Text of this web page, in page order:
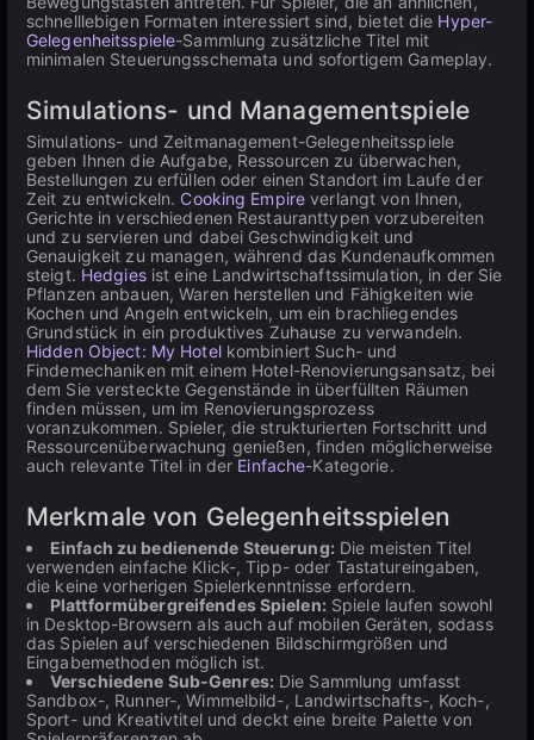
schnelllebigen Formaten interessiert sind, bietet die Hyper-
Gelegenheitsspiele-Sammlung zusätzliche Titel mit
minimalen Steuerungsschemata und sofortigem Gameplay.
Simulations- und Managementspiele
Simulations- und Zeitmanagement-Gelegenheitsspiele
geben Ihnen die Aufgabe, Ressourcen zu überwachen,
Bestellungen zu erfüllen oder einen Standort im Laufe der
Zeit zu entwickeln. Cooking Empire verlangt von Ihnen,
Gerichte in verschiedenen Restauranttypen vorzubereiten
und zu servieren und dabei Geschwindigkeit und
Genauigkeit zu managen, während das Kundenaufkommen
steigt. Hedgiesist eine Landwirtschaftssimulation, in der Sie
Pflanzen anbauen, Waren herstellen und Fähigkeiten wie
Kochen und Angeln entwickeln, um ein brachliegendes
Grundstück in ein produktives Zuhause zu verwandeln.
Hidden Object: My Hotelkombiniert Such- und
Findemechaniken mit einem Hotel-Renovierungsansatz, bei
dem Sie versteckte Gegenstände in überfüllten Räumen
finden müssen, um im Renovierungsprozess
voranzukommen. Spieler, die strukturierten Fortschritt und
Ressourcenüberwachung genießen, finden möglicherweise
auch relevante Titel in der Einfache-Kategorie.
Merkmale von Gelegenheitsspielen
Einfach zu bedienende Steuerung: Die meisten Titel
verwenden einfache Klick-, Tipp- oder Tastatureingaben,
die keine vorherigen Spielerkenntnisse erfordern.
Plattformübergreifendes Spielen: Spiele laufen sowohl
in Desktop-Browsern als auch auf mobilen Geräten, sodass
das Spielen auf verschiedenen Bildschirmgrößen und
Eingabemethoden möglich ist.
Verschiedene Sub-Genres: Die Sammlung umfasst
Sandbox-, Runner-, Wimmelbild-, Landwirtschafts-, Koch-,
Sport- und Kreativtitel und deckt eine breite Palette von